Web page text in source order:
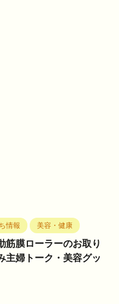
情報 美容・健康
筋膜ローラーのお取り
主婦トーク・美容グッ